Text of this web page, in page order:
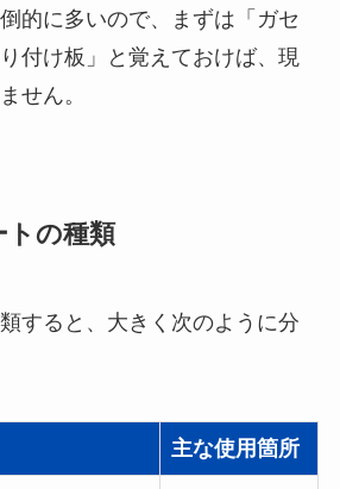
的に多いので、まずは「ガセ
付け板」と覚えておけば、現
せん。
トの種類
すると、大きく次のように分
主な使用箇所